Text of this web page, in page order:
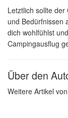
Letztlich sollte
und Bedürfnissen
dich wohlfühlst
Campingausflug
Über den
Weitere Artikel von